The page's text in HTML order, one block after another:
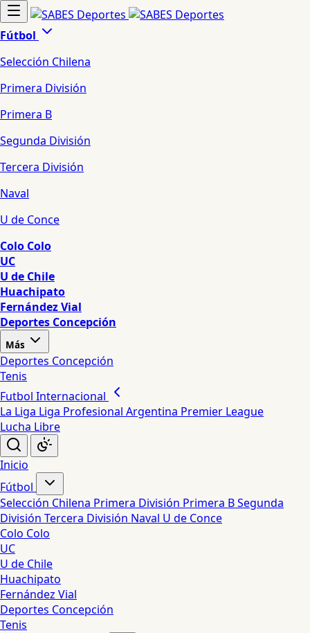
Fútbol
Selección Chilena
Primera División
Primera B
Segunda División
Tercera División
Naval
U de Conce
Colo Colo
UC
U de Chile
Huachipato
Fernández Vial
Deportes Concepción
Más
Deportes Concepción
Tenis
Futbol Internacional
La Liga Liga Profesional Argentina Premier League
Lucha Libre
Inicio
Fútbol
Selección Chilena Primera División Primera BSegunda
División Tercera División Naval U de Conce
Colo Colo
UC
U de Chile
Huachipato
Fernández Vial
Deportes Concepción
Tenis